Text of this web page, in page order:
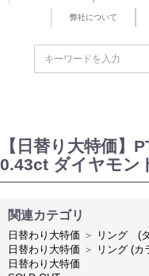
弊社について
【日替り大特価】
0.43ct ダイヤモン
関連カテゴリ
日替わり大特価 ＞
リング (
日替わり大特価 ＞
リング (カ
日替わり大特価